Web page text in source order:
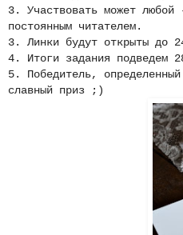
3. Участвовать может
постоянным читателем.
3. Линки будут открыты до
4. Итоги задания подведем
5. Победитель,
славный приз ;)